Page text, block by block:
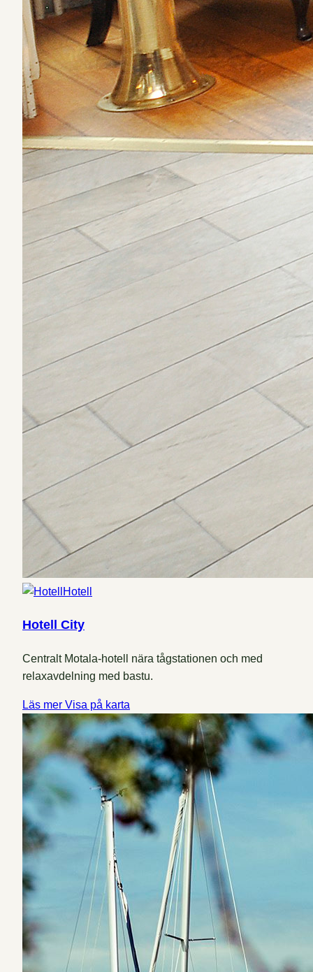
Hotell
Hotell City
Centralt Motala-hotell nära tågstationen och med
relaxavdelning med bastu.
Läs mer Visa på karta